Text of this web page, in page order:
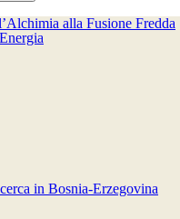
alla Fusione Fredda
in Bosnia-Erzegovina